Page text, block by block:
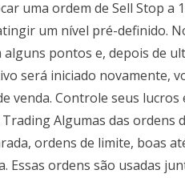
uma ordem de Sell Stop a
um nível pré-definido.
alguns pontos e, depois de
será iniciado novamente,
venda. Controle seus
Algumas das ordens
ordens de limite, boas
Essas ordens são usadas